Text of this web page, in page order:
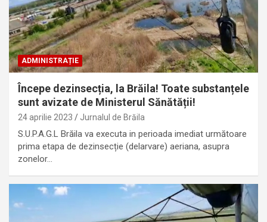
ADMINISTRAȚIE
Începe dezinsecția, la Brăila! Toate substanțele
sunt avizate de Ministerul Sănătății!
24 aprilie 2023 Jurnalul de Brăila
S.U.P.A.G.L Brăila va executa in perioada imediat următoare
prima etapa de dezinsecție (delarvare) aeriana, asupra
zonelor…